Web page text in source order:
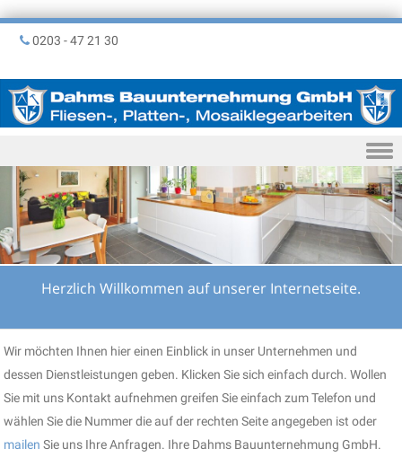
0203 - 47 21 30
Skip to content
Herzlich Willkommen auf unserer Internetseite.
Wir möchten Ihnen hier einen Einblick in unser Unternehmen und
dessen Dienstleistungen geben. Klicken Sie sich einfach durch. Wollen
Sie mit uns Kontakt aufnehmen greifen Sie einfach zum Telefon und
wählen Sie die Nummer die auf der rechten Seite angegeben ist oder
mailen Sie uns Ihre Anfragen. Ihre Dahms Bauunternehmung GmbH.